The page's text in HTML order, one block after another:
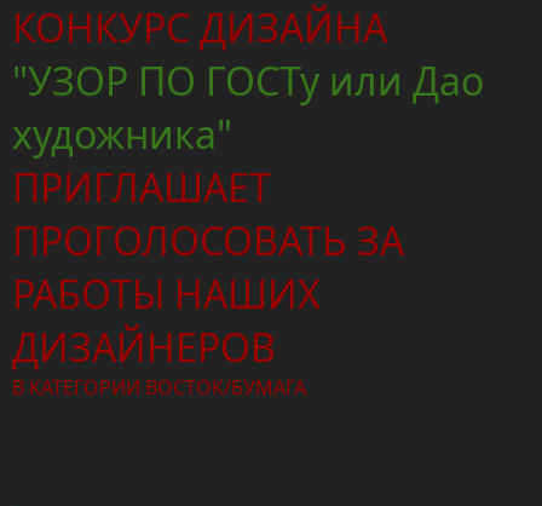
КОНКУРС ДИЗАЙНА
"УЗОР ПО ГОСТу или Дао
художника"
ПРИГЛАШАЕТ
ПРОГОЛОСОВАТЬ ЗА
РАБОТЫ НАШИХ
ДИЗАЙНЕРОВ
В КАТЕГОРИИ ВОСТОК/БУМАГА